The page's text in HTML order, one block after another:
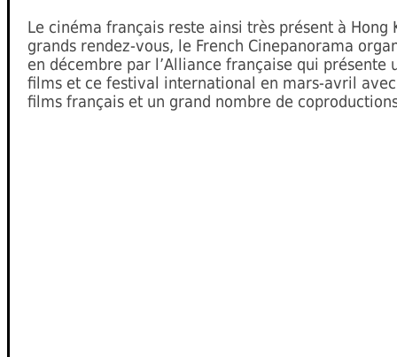
Le cinéma français reste ainsi très présent à Hong
grands rendez-vous, le French Cinepanorama
en décembre par l’Alliance française qui présente
films et ce festival international en mars-avril
films français et un grand nombre de